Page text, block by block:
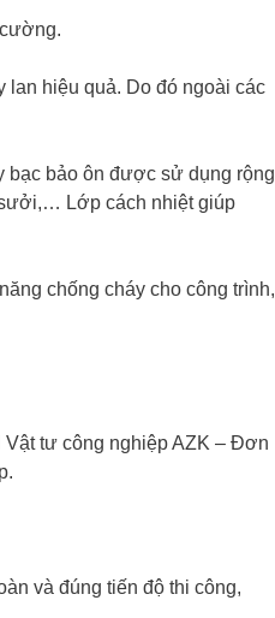
lan hiệu quả. Do đó ngoài các
bạc bảo ôn được sử dụng rộng
sưởi,… Lớp cách nhiệt giúp
chống cháy cho công trình,
tư công nghiệp AZK – Đơn
và đúng tiến độ thi công,